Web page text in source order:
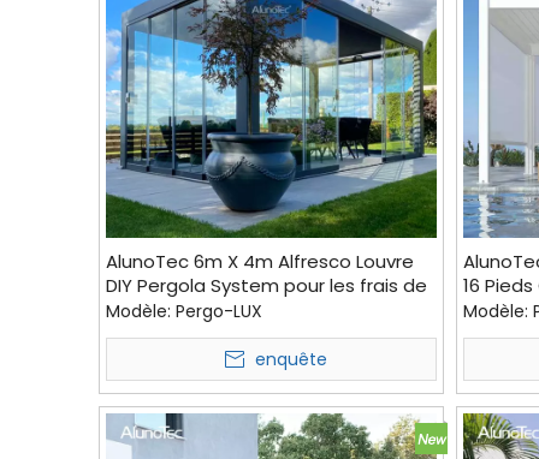
AlunoTec 6m X 4m Alfresco Louvre
DIY Pergola System pour les frais de
livraison
Modèle: Pergo-LUX
enquête
16
Parfaite
Cour
Modèle: